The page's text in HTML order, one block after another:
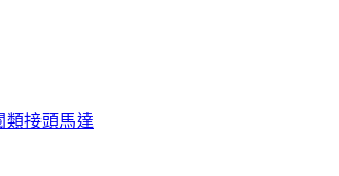
類接頭馬達